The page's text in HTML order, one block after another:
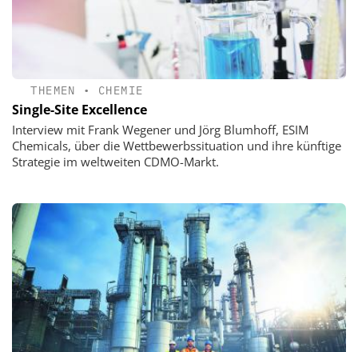
THEMEN • CHEMIE
Single-Site Excellence
Interview mit Frank Wegener und Jörg Blumhoff, ESIM
Chemicals, über die Wettbewerbssituation und ihre künftige
Strategie im weltweiten CDMO-Markt.